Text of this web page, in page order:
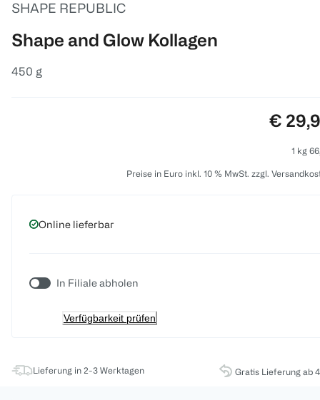
SHAPE REPUBLIC
Shape and Glow Kollagen
450 g
Preis:
€
1 kg
Preise in Euro inkl. 10 % MwSt. zzgl.
Online lieferbar
In Filiale abholen
Verfügbarkeit prüfen
Lieferung in 2-3 Werktagen Gratis Lieferung ab